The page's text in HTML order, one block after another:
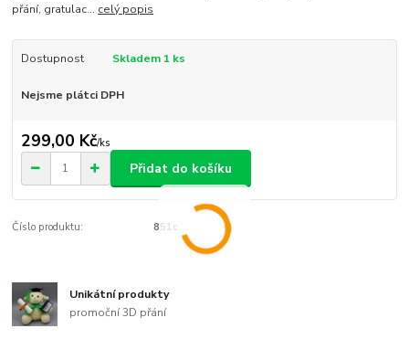
přání, gratulac... celý popis
Dostupnost Skladem 1 ks
Nejsme plátci DPH
299,00 Kč/ks
Přidat do košíku
Číslo produktu: 851c
Unikátní produkty
promoční 3D přání